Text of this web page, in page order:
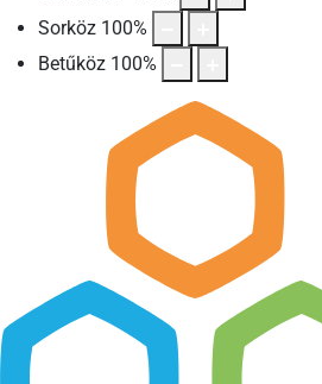
Sorköz 100%
Betűköz 100%